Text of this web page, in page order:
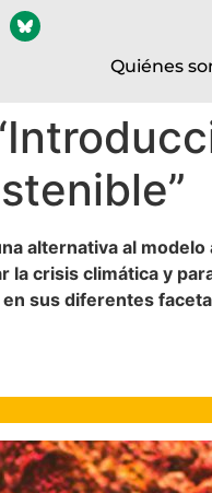
Quiénes
alternativa al
crisis climática y
sus diferentes